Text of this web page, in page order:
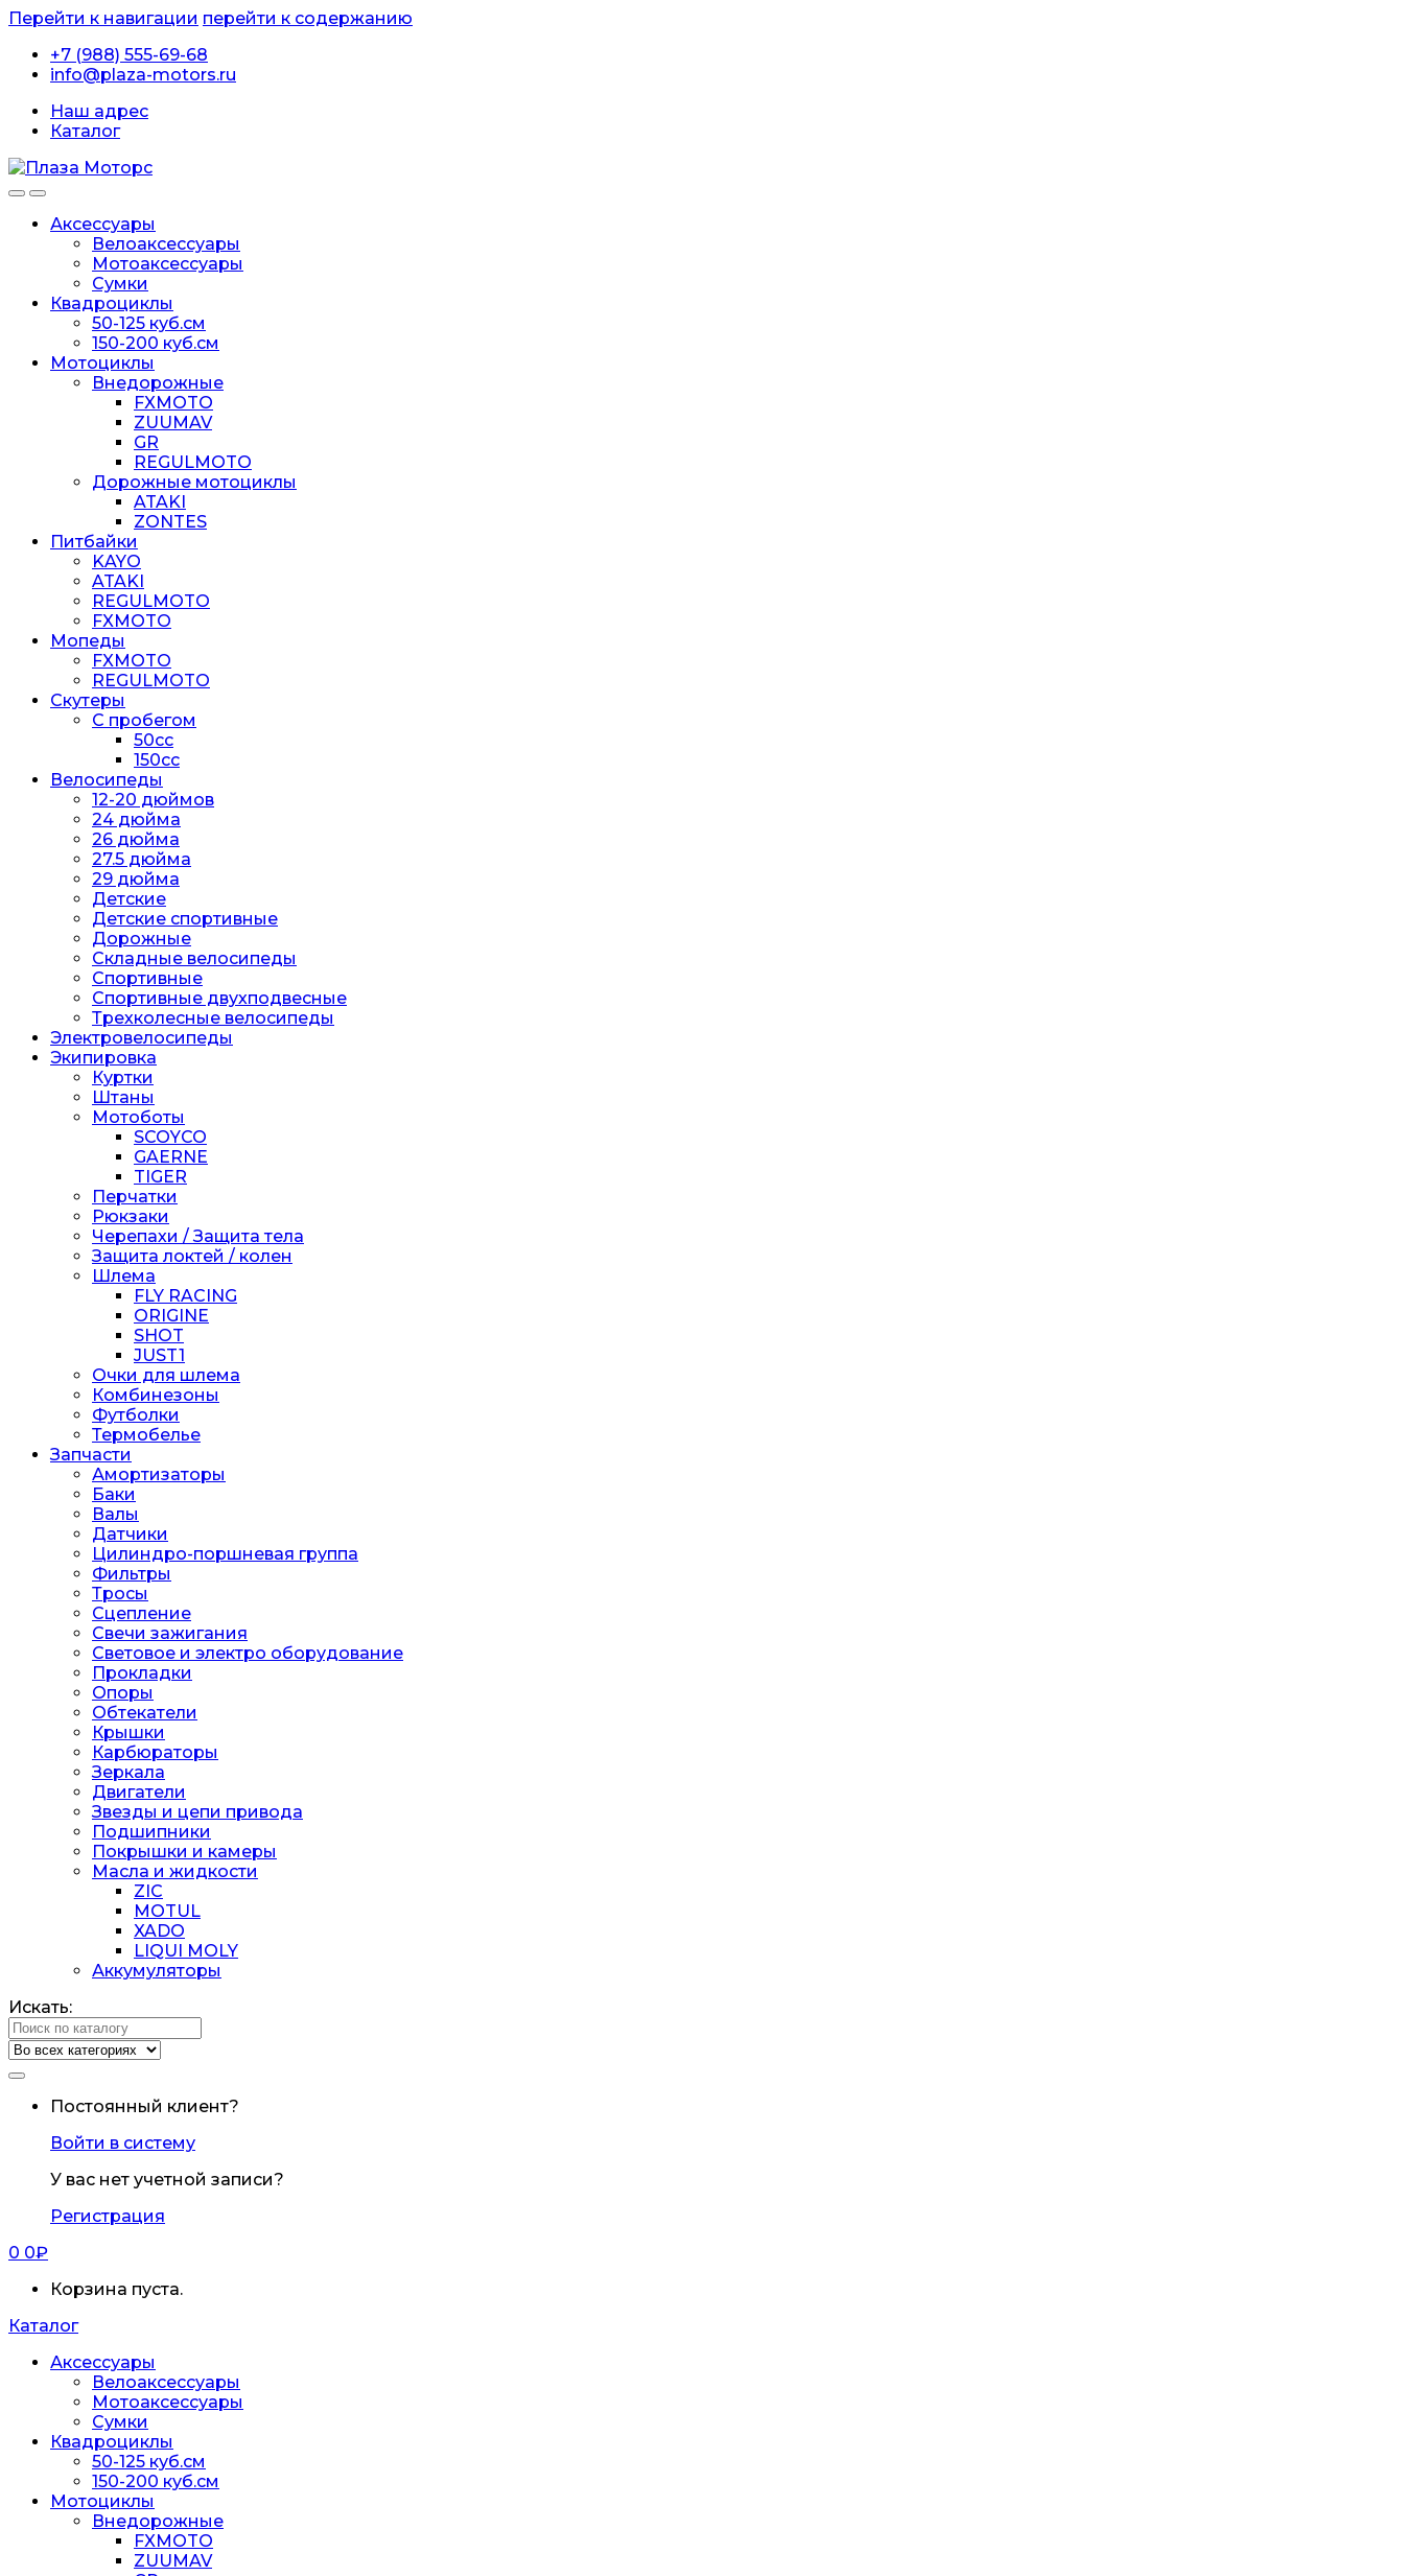
Перейти к навигации перейти к содержанию
+7 (988) 555-69-68
info@plaza-motors.ru
Наш адрес
Каталог
Аксессуары
Велоаксессуары
Мотоаксессуары
Сумки
Квадроциклы
50-125 куб.см
150-200 куб.см
Мотоциклы
Внедорожные
FXMOTO
ZUUMAV
GR
REGULMOTO
Дорожные мотоциклы
ATAKI
ZONTES
Питбайки
KAYO
ATAKI
REGULMOTO
FXMOTO
Мопеды
FXMOTO
REGULMOTO
Скутеры
С пробегом
50cc
150cc
Велосипеды
12-20 дюймов
24 дюйма
26 дюйма
27.5 дюйма
29 дюйма
Детские
Детские спортивные
Дорожные
Складные велосипеды
Спортивные
Спортивные двухподвесные
Трехколесные велосипеды
Электровелосипеды
Экипировка
Куртки
Штаны
Мотоботы
SCOYCO
GAERNE
TIGER
Перчатки
Рюкзаки
Черепахи / Защита тела
Защита локтей / колен
Шлема
FLY RACING
ORIGINE
SHOT
JUST1
Очки для шлема
Комбинезоны
Футболки
Термобелье
Запчасти
Амортизаторы
Баки
Валы
Датчики
Цилиндро-поршневая группа
Фильтры
Тросы
Сцепление
Свечи зажигания
Световое и электро оборудование
Прокладки
Опоры
Обтекатели
Крышки
Карбюраторы
Зеркала
Двигатели
Звезды и цепи привода
Подшипники
Покрышки и камеры
Масла и жидкости
ZIC
MOTUL
XADO
LIQUI MOLY
Аккумуляторы
Искать:
Постоянный клиент?
Войти в систему
У вас нет учетной записи?
Регистрация
0 0₽
Корзина пуста.
Каталог
Аксессуары
Велоаксессуары
Мотоаксессуары
Сумки
Квадроциклы
50-125 куб.см
150-200 куб.см
Мотоциклы
Внедорожные
FXMOTO
ZUUMAV